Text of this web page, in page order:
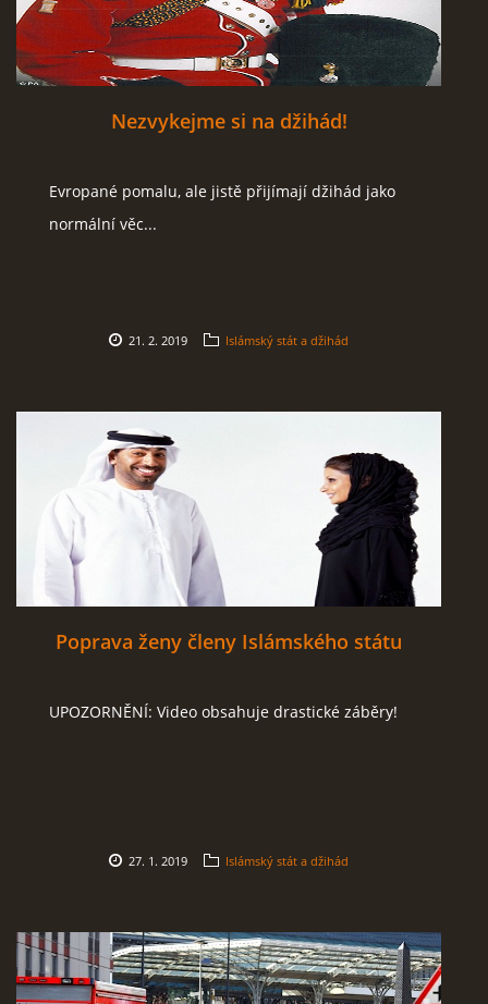
Nezvykejme si na džihád!
Evropané pomalu, ale jistě přijímají džihád jako
normální věc...
21. 2. 2019 Islámský stát a džihád
Poprava ženy členy Islámského státu
UPOZORNĚNÍ: Video obsahuje drastické záběry!
27. 1. 2019 Islámský stát a džihád